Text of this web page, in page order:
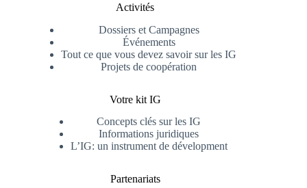
Activités
Dossiers et Campagnes
Événements
Tout ce que vous devez savoir sur les IG
Projets de coopération
Votre kit IG
Concepts clés sur les IG
Informations juridiques
L’IG: un instrument de dévelopment
Partenariats